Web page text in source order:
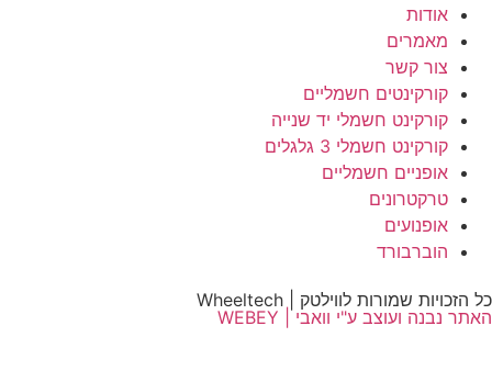
אודות
מאמרים
צור קשר
קורקינטים חשמליים
קורקינט חשמלי יד שנייה
קורקינט חשמלי 3 גלגלים
אופניים חשמליים
טרקטרונים
אופנועים
הוברבורד
כל הזכויות שמורות לווילטק | Wheeltech
האתר נבנה ועוצב ע"י וואבי | WEBEY